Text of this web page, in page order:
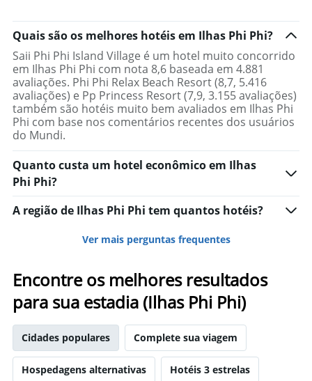
Quais são os melhores hotéis em Ilhas Phi Phi?
Saii Phi Phi Island Village é um hotel muito concorrido
em Ilhas Phi Phi com nota 8,6 baseada em 4.881
avaliações. Phi Phi Relax Beach Resort (8,7, 5.416
avaliações) e Pp Princess Resort (7,9, 3.155 avaliações)
também são hotéis muito bem avaliados em Ilhas Phi
Phi com base nos comentários recentes dos usuários
do Mundi.
Quanto custa um hotel econômico em Ilhas
Phi Phi?
A região de Ilhas Phi Phi tem quantos hotéis?
Ver mais perguntas frequentes
Encontre os melhores resultados
para sua estadia (Ilhas Phi Phi)
Cidades populares Complete sua viagem
Hospedagens alternativas Hotéis 3 estrelas